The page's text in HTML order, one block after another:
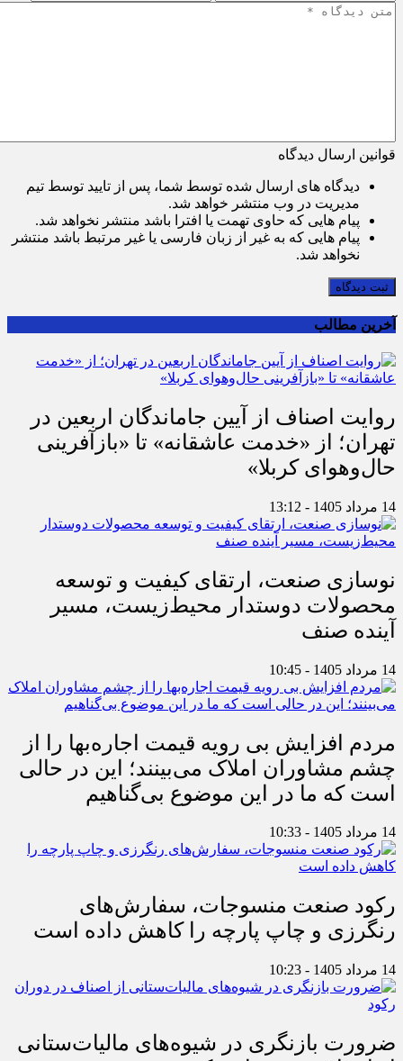
قوانین ارسال دیدگاه
دیدگاه های ارسال شده توسط شما، پس از تایید توسط تیم
مدیریت در وب منتشر خواهد شد.
پیام هایی که حاوی تهمت یا افترا باشد منتشر نخواهد شد.
پیام هایی که به غیر از زبان فارسی یا غیر مرتبط باشد منتشر
نخواهد شد.
ثبت دیدگاه
آخرین مطالب
روایت اصناف از آیین جاماندگان اربعین در
تهران؛ از «خدمت عاشقانه» تا «بازآفرینی
حال‌وهوای کربلا»
14 مرداد 1405 - 13:12
نوسازی صنعت، ارتقای کیفیت و توسعه
محصولات دوستدار محیط‌زیست، مسیر
آینده صنف
14 مرداد 1405 - 10:45
مردم افزایش بی رویه قیمت اجاره‌بها را از
چشم مشاوران املاک می‌بینند؛ این در حالی
است که ما در این موضوع بی‌گناهیم
14 مرداد 1405 - 10:33
رکود صنعت منسوجات، سفارش‌های
رنگرزی و چاپ پارچه را کاهش داده است
14 مرداد 1405 - 10:23
ضرورت بازنگری در شیوه‌های مالیات‌ستانی